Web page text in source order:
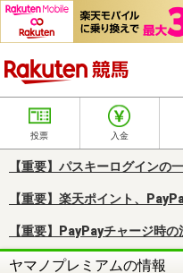
投票 入金
【重要】パスキーログインの
【重要】楽天ポイント、
【重要】PayPayチャージ時の
ヤマノプレミアムの情報